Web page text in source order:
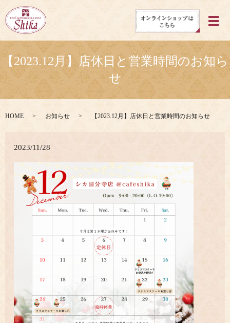
メ
【2023.12月】店休日と営業時間のお知ら
せ
HOME お知らせ 【2023.12月】店休日と営業時間のお知らせ
2023/11/28